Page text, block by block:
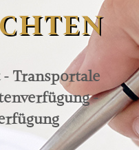
Transportale
-